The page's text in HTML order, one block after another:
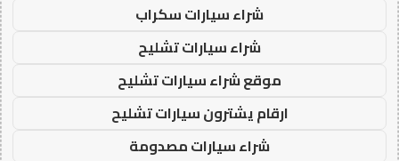
شراء سيارات سكراب
شراء سيارات تشليح
موقع شراء سيارات تشليح
ارقام يشترون سيارات تشليح
شراء سيارات مصدومة